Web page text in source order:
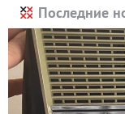
Последние